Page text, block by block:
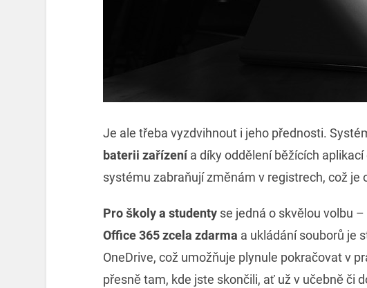
Je ale třeba vyzdvihnout i jeho přednosti.
baterii zařízenía díky oddělení běžících
systému zabraňují změnám v registrech, což je
Pro školy a studenty se jedná o skvělou volbu
Office 365 zcela zdarma a ukládání souborů je
OneDrive, což umožňuje plynule pokračovat v
přesně tam, kde jste skončili, ať už v učebně či